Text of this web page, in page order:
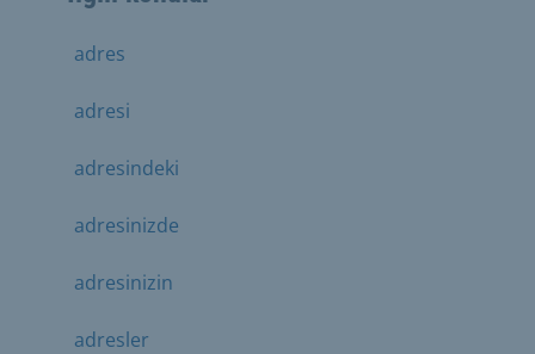
adres
adresi
adresindeki
adresinizde
adresinizin
adresler